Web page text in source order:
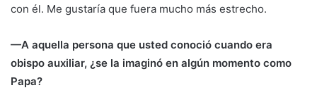
con él. Me gustaría que fuera mucho más estrecho.
—A aquella persona que usted conoció cuando era
obispo auxiliar, ¿se la imaginó en algún momento como
Papa?